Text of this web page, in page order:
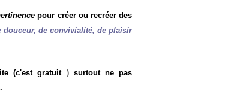
pour créer ou recréer des
douceur, de convivialité, de plaisir
(c'est gratuit) surtout ne pas